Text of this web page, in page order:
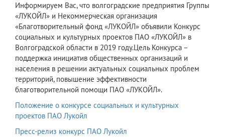
Информируем Вас, что волгоградские предприятия Группы
«ЛУКОЙЛ» и Некоммерческая организация
«Благотворительный фонд «ЛУКОЙЛ» объявили Конкурс
социальных и культурных проектов ПАО «ЛУКОЙЛ» в
Волгоградской области в 2019 году.Цель Конкурса –
поддержка инициатив общественных организаций и
населения в решении актуальных социальных проблем
территорий, повышение эффективности
благотворительной помощи ПАО «ЛУКОЙЛ».
Положение о конкурсе социальных и культурных
проектов ПАО Лукойл
Пресс-релиз конкурс ПАО Лукойл